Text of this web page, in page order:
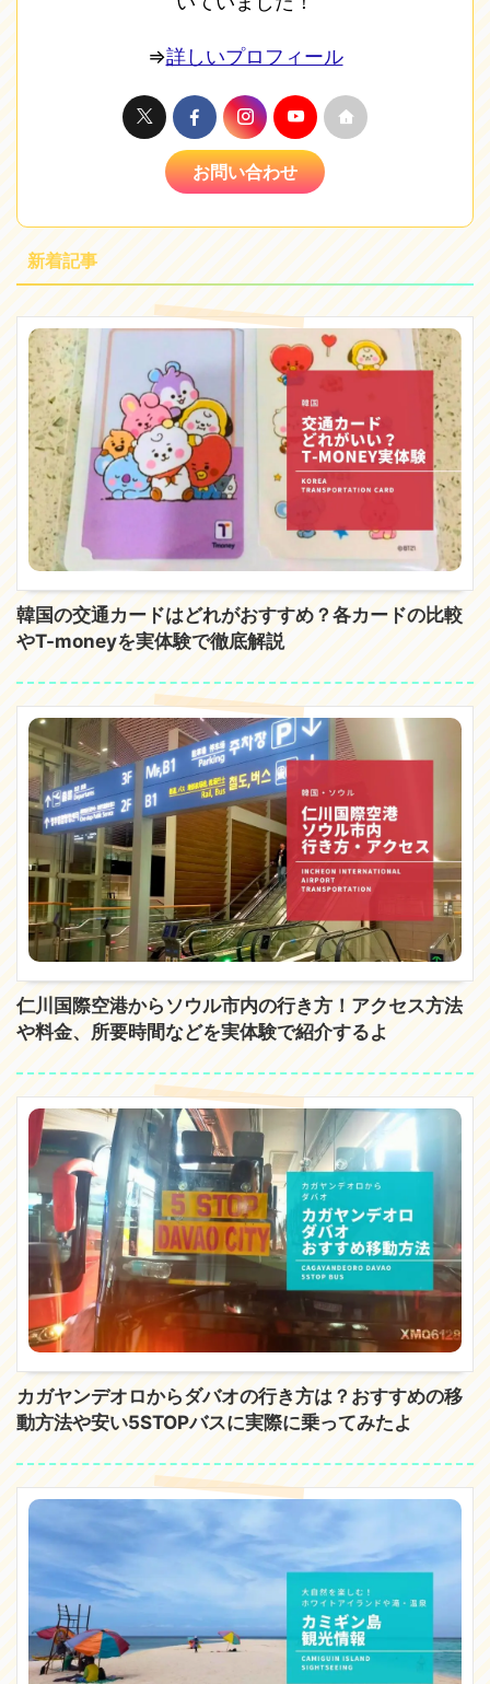
⇒詳しいプロフィール
お問い合わせ
新着記事
韓国の交通カードはどれがおすすめ？各カードの比較
やT-moneyを実体験で徹底解説
仁川国際空港からソウル市内の行き方！アクセス方法
や料金、所要時間などを実体験で紹介するよ
カガヤンデオロからダバオの行き方は？おすすめの移
動方法や安い5STOPバスに実際に乗ってみたよ